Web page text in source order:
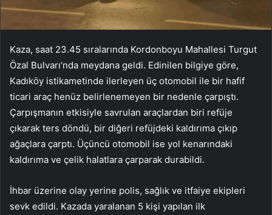
Kaza, saat 23.45 sıralarında Kordonboyu Mahallesi Turgut
Özal Bulvarı’nda meydana geldi. Edinilen bilgiye göre,
Kadıköy istikametinde ilerleyen üç otomobil ile bir hafif
ticari araç henüz belirlenemeyen bir nedenle çarpıştı.
Çarpışmanın etkisiyle savrulan araçlardan biri refüje
çıkarak ters döndü, bir diğeri refüjdeki kaldırıma çıkıp
ağaçlara çarptı. Üçüncü otomobil ise yol kenarındaki
kaldırıma ve çelik halatlara çarparak durabildi.
İhbar üzerine olay yerine polis, sağlık ve itfaiye ekipleri
sevk edildi. Kazada yaralanan 5 kişi yapılan ilk